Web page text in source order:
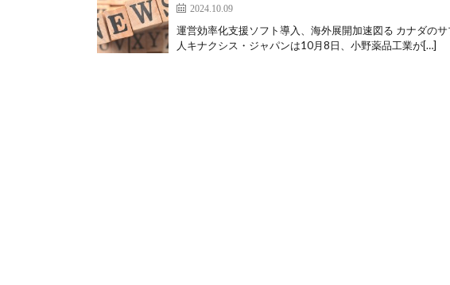
2024.10.09
運営効率化支援ソフト導入、海外展開加速図る カナダの
人キナクシス・ジャパンは10月8日、小野薬品工業が[…]